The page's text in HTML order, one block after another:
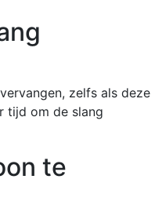
zelfs als deze
tijd om de slang
te